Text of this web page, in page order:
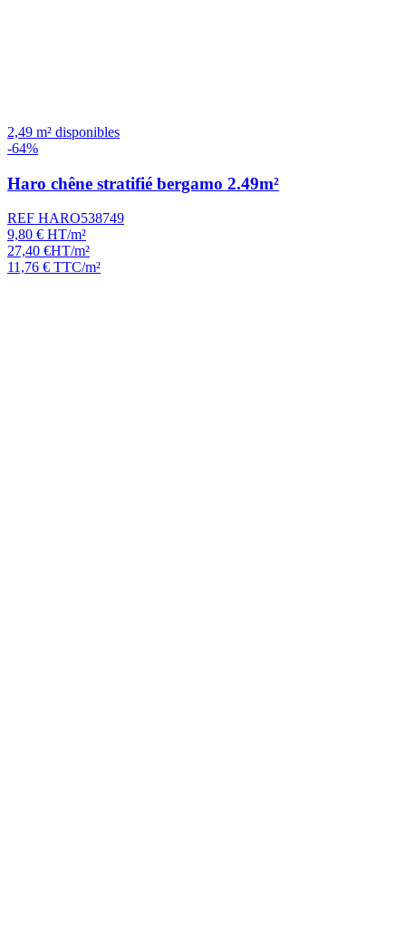
2,49 m² disponibles
-64%
Haro chêne stratifié bergamo 2.49m²
REF HARO538749
9,80 € HT/m²
27,40 €HT/m²
11,76 € TTC/m²